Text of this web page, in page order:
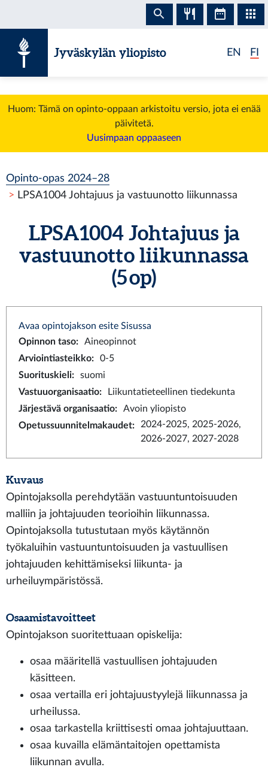
Jyväskylän yliopisto EN FI
Huom: Tämä on opinto-oppaan arkistoitu versio, jota ei enää
päivitetä.
Uusimpaan oppaaseen
Opinto-opas 2024–28
LPSA1004 Johtajuus ja vastuunotto liikunnassa
LPSA1004 Johtajuus ja
vastuunotto liikunnassa
(5 op)
Avaa opintojakson esite Sisussa
Opinnon taso:
Aineopinnot
Arviointiasteikko:
0-5
Suorituskieli:
suomi
Vastuuorganisaatio:
Liikuntatieteellinen tiedekunta
Järjestävä organisaatio:
Avoin yliopisto
Opetussuunnitelmakaudet:
2024-2025, 2025-2026,
2026-2027, 2027-2028
Kuvaus
Opintojaksolla perehdytään vastuuntuntoisuuden
malliin ja johtajuuden teorioihin liikunnassa.
Opintojaksolla tutustutaan myös käytännön
työkaluihin vastuuntuntoisuuden ja vastuullisen
johtajuuden kehittämiseksi liikunta- ja
urheiluympäristössä.
Osaamistavoitteet
Opintojakson suoritettuaan opiskelija:
osaa määritellä vastuullisen johtajuuden
käsitteen.
osaa vertailla eri johtajuustyylejä liikunnassa ja
urheilussa.
osaa tarkastella kriittisesti omaa johtajuuttaan.
osaa kuvailla elämäntaitojen opettamista
liikunnan avulla.